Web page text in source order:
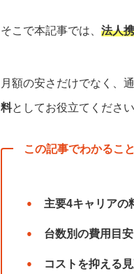
そこで本記事では、 法人
月額の安さだけでなく、
料としてお役立てください
この記事でわかること
主要4キャリアの
台数別の費用目安
コストを抑える